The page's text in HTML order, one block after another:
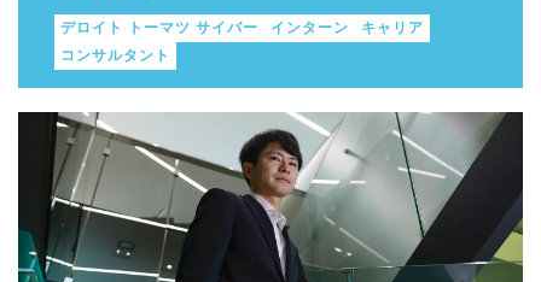
デロイト トーマツ サイバー インターン
キャリア
コンサルタント